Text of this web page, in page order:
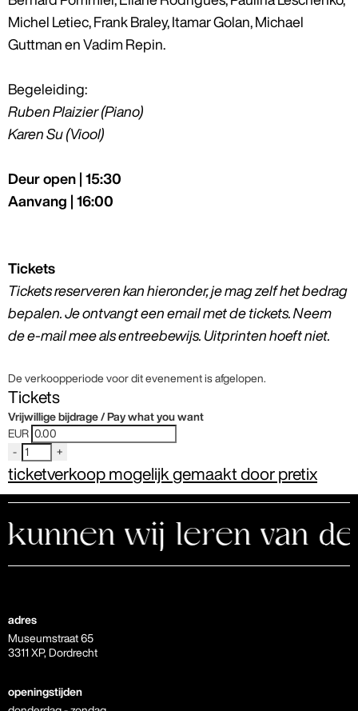
Michel Letiec, Frank Braley, Itamar Golan, Michael
Guttman en Vadim Repin.
Begeleiding:
Ruben Plaizier (Piano)
Karen Su (Viool)
Deur open | 15:30
Aanvang | 16:00
Tickets
Tickets reserveren kan hieronder, je mag zelf het bedrag
bepalen. Je ontvangt een email met de tickets. Neem
de e-mail mee als entreebewijs. Uitprinten hoeft niet.
De verkoopperiode voor dit evenement is afgelopen.
Tickets
Vrijwillige bijdrage / Pay what you want
EUR
-
+
ticketverkoop mogelijk gemaakt door pretix
wij leren van de
adres
Museumstraat 65
3311 XP, Dordrecht
openingstijden